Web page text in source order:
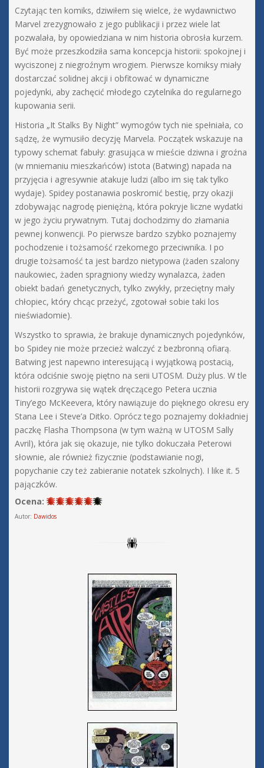
Czytając ten komiks, dziwiłem się wielce, że wydawnictwo
Marvel zrezygnowało z jego publikacji i przez wiele lat
pozwalała, by opowiedziana w nim historia obrosła kurzem.
Być może przeszkodziła sama koncepcja historii: spokojnej i
wyciszonej z niegroźnym wrogiem. Pierwsze komiksy miały
dostarczać solidnej akcji i obfitować w dynamiczne
pojedynki, aby zachęcić młodego czytelnika do regularnego
kupowania serii.
Historia „It Stalks By Night” wymogów tych nie spełniała, co
sądzę, że wymusiło decyzję Marvela. Początek wskazuje na
typowy schemat fabuły: grasująca w mieście dziwna i groźna
(w mniemaniu mieszkańców) istota (Batwing) napada na
przyjęcia i agresywnie atakuje ludzi (albo im się tak tylko
wydaje). Spidey postanawia poskromić bestię, przy okazji
zdobywając nagrodę pieniężną, która pokryje liczne wydatki
w jego życiu prywatnym. Tutaj dochodzimy do złamania
pewnej konwencji. Po pierwsze bardzo szybko poznajemy
pochodzenie i tożsamość rzekomego przeciwnika. I po
drugie tożsamość ta jest bardzo nietypowa (żaden szalony
naukowiec, żaden spragniony wiedzy wynalazca, żaden
obiekt badań genetycznych, tylko zwykły, przeciętny mały
chłopiec, który chcąc przeżyć, zgotował sobie taki los
nieświadomie).
Wszystko to sprawia, że brakuje dynamicznych pojedynków,
bo Spidey nie może przecież walczyć z bezbronną ofiarą.
Batwing jest napewno interesującą i wyjątkową postacią,
która odciśnie swoję piętno na serii UTOSM. Duży plus. W tle
historii rozgrywa się wątek dręczącego Petera ucznia
Tiny’ego McKeevera, który nawiązuje do pięknego okresu ery
Stana Lee i Steve’a Ditko. Oprócz tego poznajemy dokładniej
paczkę Flasha Thompsona (w tym ważną w UTOSM Sally
Avril), która jak się okazuje, nie tylko dokuczała Peterowi
słownie, ale również fizycznie (podstawianie nogi,
popychanie czy też zabieranie notatek szkolnych). I like it. 5
pajączków.
Ocena:
Autor: Dawidos